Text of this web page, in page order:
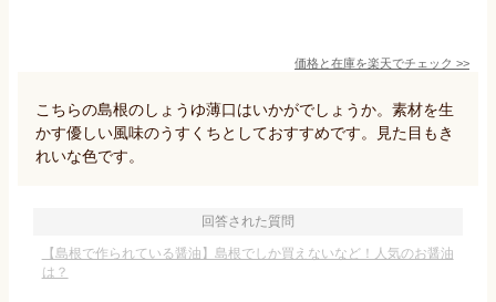
価格と在庫を楽天でチェック >>
こちらの島根のしょうゆ薄口はいかがでしょうか。素材を生
かす優しい風味のうすくちとしておすすめです。見た目もき
れいな色です。
回答された質問
【島根で作られている醤油】島根でしか買えないなど！人気のお醤油
は？